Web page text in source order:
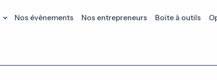
Nos évènements Nos entrepreneurs Boite à outils